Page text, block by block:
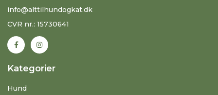
info@alttilhundogkat.dk
CVR nr.: 15730641
Kategorier
Hund